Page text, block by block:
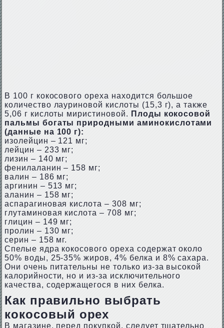
В 100 г кокосового ореха находится большое
количество лауриновой кислоты (15,3 г), а также
5,06 г кислоты миристиновой. Плоды кокосовой
пальмы богаты природными аминокислотами
(данные на 100 г):
изолейцин – 121 мг;
лейцин – 233 мг;
лизин – 140 мг;
фенилаланин – 158 мг;
валин – 186 мг;
аргинин – 513 мг;
аланин – 158 мг;
аспарагиновая кислота – 308 мг;
глутаминовая кислота – 708 мг;
глицин – 149 мг;
пролин – 130 мг;
серин – 158 мг.
Спелые ядра кокосового ореха содержат около
50% воды, 25-35% жиров, 4% белка и 8% сахара.
Они очень питательны не только из-за высокой
калорийности, но и из-за исключительного
качества, содержащегося в них белка.
Как правильно выбрать
кокосовый орех
В магазине, перед покупкой, следует тщательно